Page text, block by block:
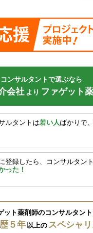
コンサルタントで選ぶなら
会社 より ファゲット
ルタントは若い人ばかりで
登録したら、コンサルタン
った！
ット薬剤師のコンサルタン
歴５年以上のスペシャ